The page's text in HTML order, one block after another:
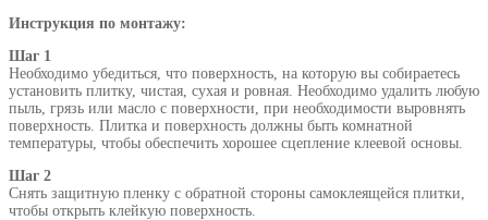
Инструкция по монтажу:
Шаг 1
Необходимо убедиться, что поверхность, на которую вы собираетесь
установить плитку, чистая, сухая и ровная. Необходимо удалить любую
пыль, грязь или масло с поверхности, при необходимости выровнять
поверхность. Плитка и поверхность должны быть комнатной
температуры, чтобы обеспечить хорошее сцепление клеевой основы.
Шаг 2
Снять защитную пленку с обратной стороны самоклеящейся плитки,
чтобы открыть клейкую поверхность.